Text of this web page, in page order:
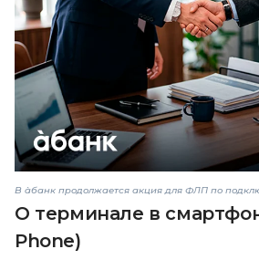
В àбанк продолжается акция для ФЛП по
О терминале в
Phone)